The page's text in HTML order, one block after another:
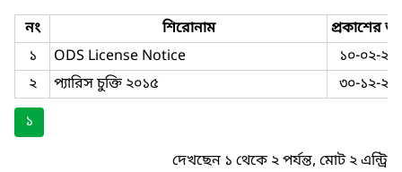
নং শিরোনাম
প্রকাশের
১
ODS License Notice
১০-০২-
২
প্যারিস চুক্তি ২০১৫
৩০-১২-
১
দেখছেন ১ থেকে ২ পর্যন্ত, মোট ২ এন্ট্রি